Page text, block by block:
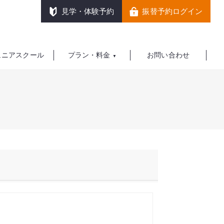
見学・体験予約 振替予約ログイン
ニアスクール プラン・料金 ▼ お問い合わせ